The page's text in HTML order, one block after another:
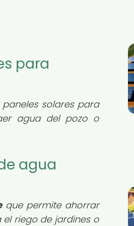
para
solares para
agua del pozo o
agua
que permite ahorrar
riego de jardines o